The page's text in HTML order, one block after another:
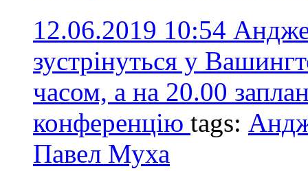
12.06.2019 10:54
зустрінуться у
часом, а на 20.00
конференцію tags:
Павел Муха